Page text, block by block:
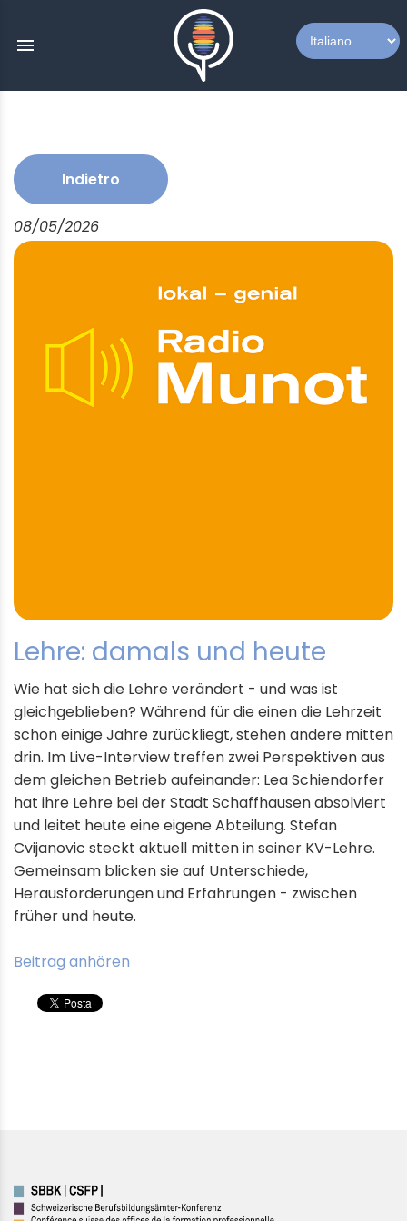
menu
Indietro
08/05/2026
Lehre: damals und heute
Wie hat sich die Lehre verändert - und was ist
gleichgeblieben? Während für die einen die Lehrzeit
schon einige Jahre zurückliegt, stehen andere mitten
drin. Im Live-Interview treffen zwei Perspektiven aus
dem gleichen Betrieb aufeinander: Lea Schiendorfer
hat ihre Lehre bei der Stadt Schaffhausen absolviert
und leitet heute eine eigene Abteilung. Stefan
Cvijanovic steckt aktuell mitten in seiner KV-Lehre.
Gemeinsam blicken sie auf Unterschiede,
Herausforderungen und Erfahrungen - zwischen
früher und heute.
Beitrag anhören